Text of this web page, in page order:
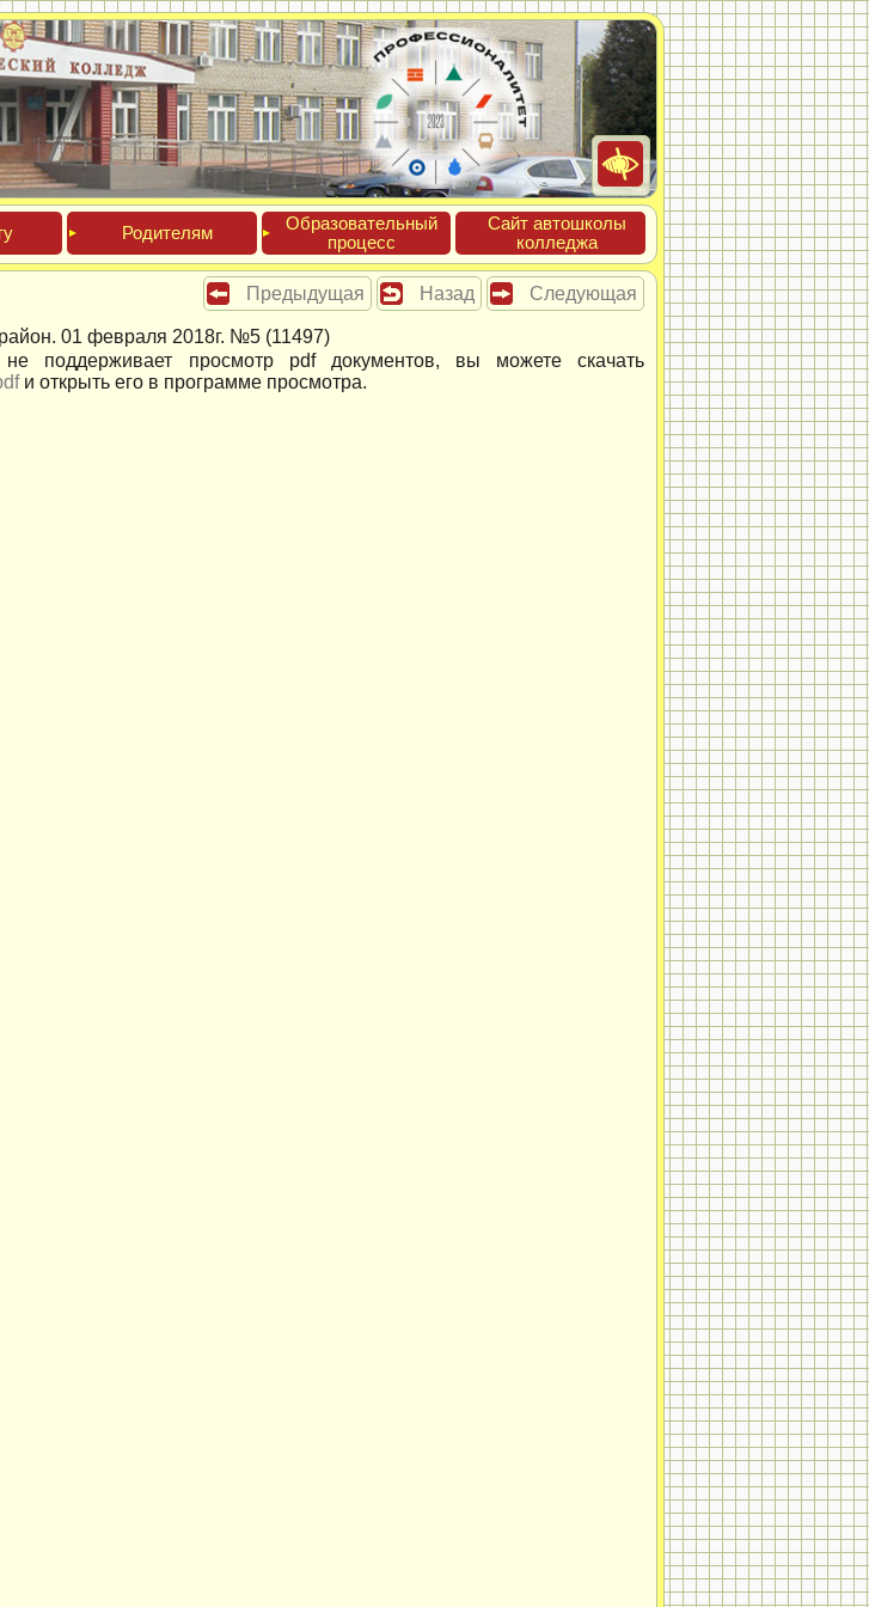
Роди­телям
Обра­зова­тель­ный
про­цесс
Сайт ав­тошко­лы
кол­леджа
Предыдущая Назад Следующая
01 февраля 2018г. №5 (11497)
поддерживает просмотр pdf документов, вы можете скачать
и открыть его в программе просмотра.